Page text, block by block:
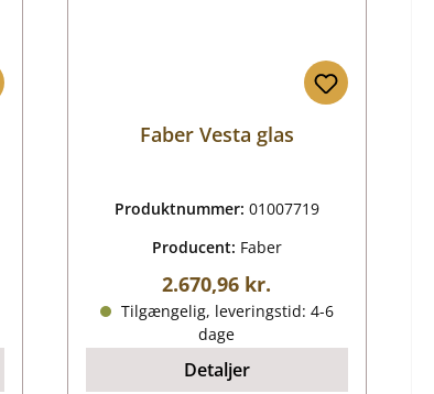
Faber Vesta glas
Produktnummer: 01007719
Producent: Faber
Almindelig pris:
2.670,96 kr.
Tilgængelig, leveringstid: 4-6
dage
Detaljer